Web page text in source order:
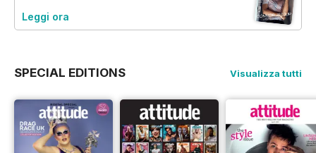
Leggi ora
SPECIAL EDITIONS Visualizza tutti